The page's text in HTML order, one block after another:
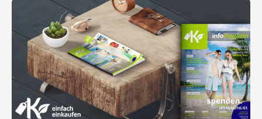
«infomagazin»
Ausgabe
Sommer
2024